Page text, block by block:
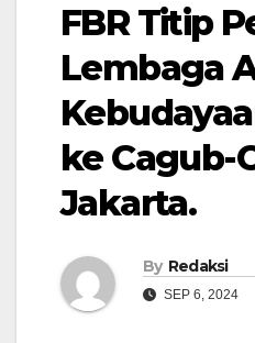
FBR Titip
Lembaga
ke Cagub-
Jakarta.
By Redaksi
SEP 6, 2024